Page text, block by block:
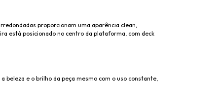
proporcionam uma aparência clean,
está posicionado no centro da plataforma, com deck
e o brilho da peça mesmo com o uso constante,